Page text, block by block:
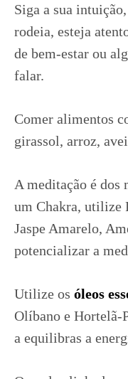
Siga a sua
rodeia, esteja
de bem-estar ou
falar.
Comer alimentos
girassol, arroz,
A meditação é dos
um Chakra, utilize
Jaspe Amarelo,
potencializar a
Utilize os óleos
Olíbano e Hortelã-
a equilibras a